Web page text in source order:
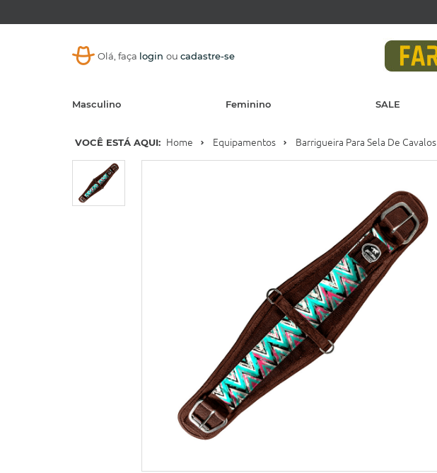
Olá, faça login ou cadastre-se
Masculino Feminino SALE
VOCÊ ESTÁ AQUI: Home Equipamentos Barrigueira Para Sela De Cavalos